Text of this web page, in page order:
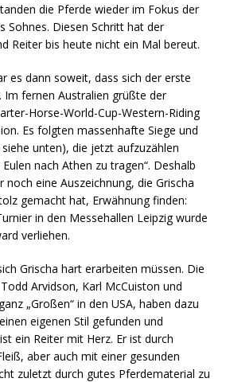
die Pferde wieder im Fokus der
Sohnes. Diesen Schritt hat der
Reiter bis heute nicht ein Mal bereut.
es dann soweit, dass sich der erste
Im fernen Australien grüßte der
Horse-World-Cup-Western-Riding
Es folgten massenhafte Siege und
unten), die jetzt aufzuzählen
nach Athen zu tragen“. Deshalb
noch eine Auszeichnung, die Grischa
gemacht hat, Erwähnung finden:
in den Messehallen Leipzig wurde
verliehen.
Grischa hart erarbeiten müssen. Die
Arvidson, Karl McCuiston und
„Großen“ in den USA, haben dazu
eigenen Stil gefunden und
ein Reiter mit Herz. Er ist durch
aber auch mit einer gesunden
zuletzt durch gutes Pferdematerial zu